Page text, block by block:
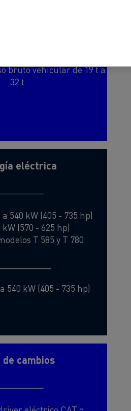
bruto vehicular de 19 t a
32 t
eléctrica
a 540 kW (405 - 735 hp)
kW (570 - 625 hp)
T 585 y T 780
540 kW (405 - 735 hp)
de cambios